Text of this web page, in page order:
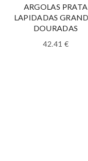
ARGOLAS PRATA
LAPIDADAS
DOURADAS
42.41 €